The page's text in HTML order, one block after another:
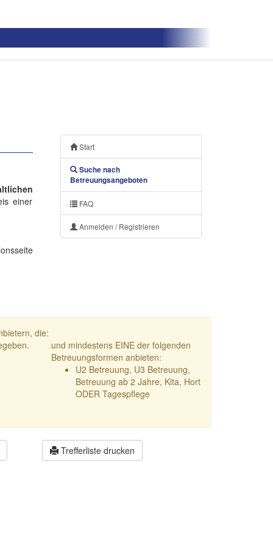
einer
Start
Suche nach
Betreuungsangeboten
FAQ
Anmelden / Registrieren
die:
und mindestens EINE der folgenden
Betreuungsformen anbieten:
U2 Betreuung, U3 Betreuung,
Betreuung ab 2 Jahre, Kita, Hort
ODER Tagespflege
Trefferliste drucken